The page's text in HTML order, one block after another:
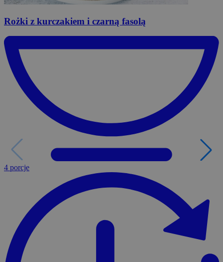
Rożki z kurczakiem i czarną fasolą
4 porcje